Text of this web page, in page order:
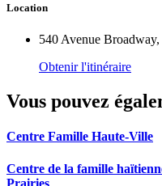
Location
540 Avenue
Obtenir l'itinéraire
Vous pouvez
Centre Famille Haute-Ville
Centre de la famille
Prairies